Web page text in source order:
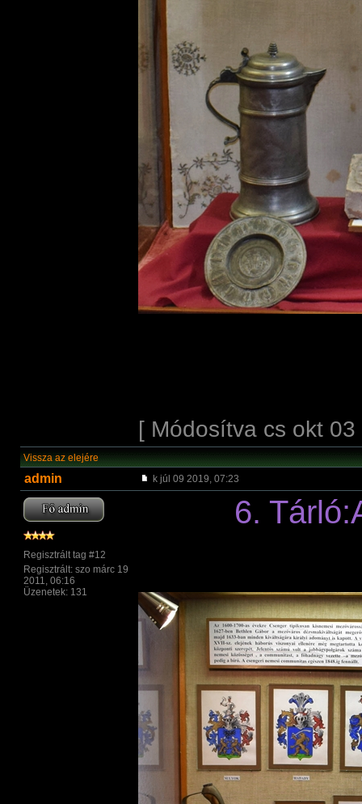
[ Módosítva cs okt
Vissza az elejére
admin k júl 09 2019, 07:23
Regisztrált tag #12
Regisztrált: szo márc 19
2011, 06:16
Üzenetek: 131
6.